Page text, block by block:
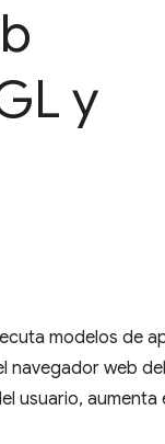
y
modelos de
navegador web
usuario, aumenta